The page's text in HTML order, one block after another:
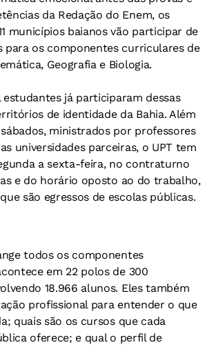
da Redação do Enem, os
municípios baianos vão participar de
para os componentes curriculares de
Geografia e Biologia.
estudantes já participaram dessas
de identidade da Bahia. Além
ministrados por professores
universidades parceiras, o UPT tem
a sexta-feira, no contraturno
e do horário oposto ao do trabalho,
são egressos de escolas públicas.
todos os componentes
em 22 polos de 300
18.966 alunos. Eles também
profissional para entender o que
quais são os cursos que cada
oferece; e qual o perfil de